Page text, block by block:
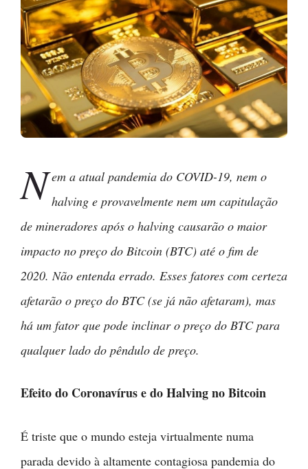
N em a atual pandemia do COVID-19, nem o
halving e provavelmente nem um capitulação
de mineradores após o halving causarão o maior
impacto no preço do Bitcoin (BTC) até o fim de
2020. Não entenda errado. Esses fatores com certeza
afetarão o preço do BTC (se já não afetaram), mas
há um fator que pode inclinar o preço do BTC para
qualquer lado do pêndulo de preço.
Efeito do Coronavírus e do Halving no Bitcoin
É triste que o mundo esteja virtualmente numa
parada devido à altamente contagiosa pandemia do